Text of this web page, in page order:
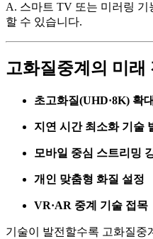
A. 스마트 TV 또는 미러링
할 수 있습니다.
고화질중계의 미래
초고화질(UHD·8K) 확대
지연 시간 최소화 기술
모바일 중심 스트리밍
개인 맞춤형 화질 설정
VR·AR 중계 기술 접목
기술이 발전할수록 고화질중